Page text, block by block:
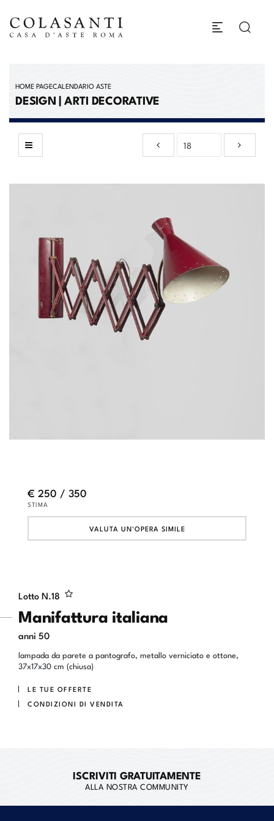
HOME PAGECALENDARIO ASTE
DESIGN | ARTI DECORATIVE
Lotto N.18
Manifattura italiana
anni 50
lampada da parete a pantografo, metallo verniciato e ottone,
37x17x30 cm (chiusa)
LE TUE OFFERTE
CONDIZIONI DI VENDITA
€ 250 / 350
STIMA
VALUTA UN'OPERA SIMILE
ISCRIVITI GRATUITAMENTE
ALLA NOSTRA COMMUNITY